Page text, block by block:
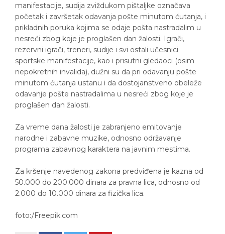
manifestacije, sudija zviždukom pištaljke označava
početak i završetak odavanja pošte minutom ćutanja, i
prikladnih poruka kojima se odaje pošta nastradalim u
nesreći zbog koje je proglašen dan žalosti. Igrači,
rezervni igrači, treneri, sudije i svi ostali učesnici
sportske manifestacije, kao i prisutni gledaoci (osim
nepokretnih invalida), dužni su da pri odavanju pošte
minutom ćutanja ustanu i da dostojanstveno obeleže
odavanje pošte nastradalima u nesreći zbog koje je
proglašen dan žalosti.
Za vreme dana žalosti je zabranjeno emitovanje
narodne i zabavne muzike, odnosno održavanje
programa zabavnog karaktera na javnim mestima.
Za kršenje navedenog zakona predviđena je kazna od
50.000 do 200.000 dinara za pravna lica, odnosno od
2.000 do 10.000 dinara za fizička lica.
foto:/Freepik.com